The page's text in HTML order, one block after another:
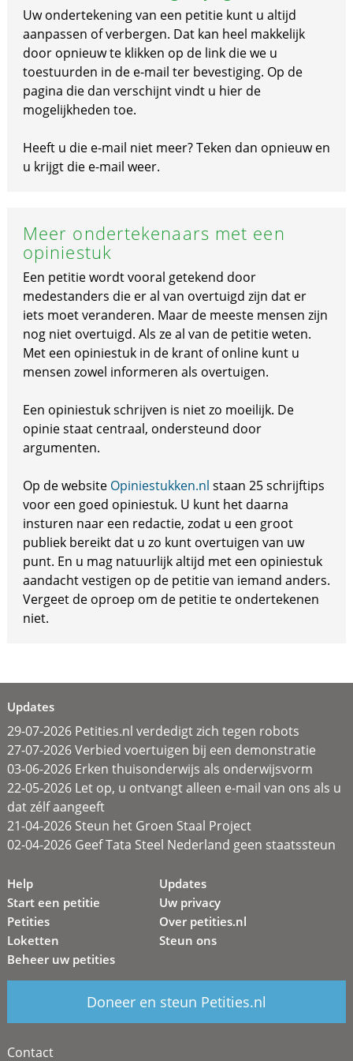
Uw ondertekening van een petitie kunt u altijd
aanpassen of verbergen. Dat kan heel makkelijk
door opnieuw te klikken op de link die we u
toestuurden in de e-mail ter bevestiging. Op de
pagina die dan verschijnt vindt u hier de
mogelijkheden toe.
Heeft u die e-mail niet meer? Teken dan opnieuw en
u krijgt die e-mail weer.
Meer ondertekenaars met een
opiniestuk
Een petitie wordt vooral getekend door
medestanders die er al van overtuigd zijn dat er
iets moet veranderen. Maar de meeste mensen zijn
nog niet overtuigd. Als ze al van de petitie weten.
Met een opiniestuk in de krant of online kunt u
mensen zowel informeren als overtuigen.
Een opiniestuk schrijven is niet zo moeilijk. De
opinie staat centraal, ondersteund door
argumenten.
Op de website Opiniestukken.nl staan 25 schrijftips
voor een goed opiniestuk. U kunt het daarna
insturen naar een redactie, zodat u een groot
publiek bereikt dat u zo kunt overtuigen van uw
punt. En u mag natuurlijk altijd met een opiniestuk
aandacht vestigen op de petitie van iemand anders.
Vergeet de oproep om de petitie te ondertekenen
niet.
Updates
29-07-2026 Petities.nl verdedigt zich tegen robots
27-07-2026 Verbied voertuigen bij een demonstratie
03-06-2026 Erken thuisonderwijs als onderwijsvorm
22-05-2026 Let op, u ontvangt alleen e-mail van ons als u
dat zélf aangeeft
21-04-2026 Steun het Groen Staal Project
02-04-2026 Geef Tata Steel Nederland geen staatssteun
Help
Start een petitie
Petities
Loketten
Beheer uw petities
Updates
Uw privacy
Over petities.nl
Steun ons
Doneer en steun Petities.nl
Contact